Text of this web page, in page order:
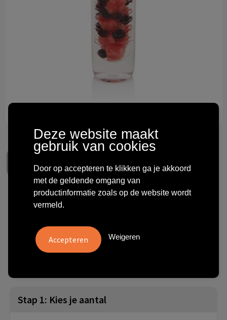
Technologie & gadgets
Waterfles met infuser
vanafexcl. btw - bekijk staffel
Onbedrukt:
Stap 1: Kies je aantal
Deze website maakt
gebruik van cookies
Door op accepteren te klikken ga je akkoord
met de geldende omgang van
productinformatie zoals op de website wordt
vermeld.
Weigeren